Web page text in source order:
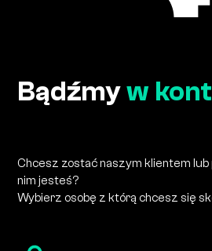
Bądźmyw
Chcesz zostać naszym klientem lub
nim jesteś?
Wybierz osobę z którą chcesz się